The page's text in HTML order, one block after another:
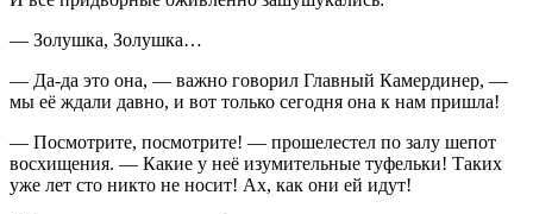
— Золушка, Золушка…
— Да-да это она, — важно говорил Главный Камердинер, —
мы её ждали давно, и вот только сегодня она к нам пришла!
— Посмотрите, посмотрите! — прошелестел по залу шепот
восхищения. — Какие у неё изумительные туфельки! Таких
уже лет сто никто не носит! Ах, как они ей идут!